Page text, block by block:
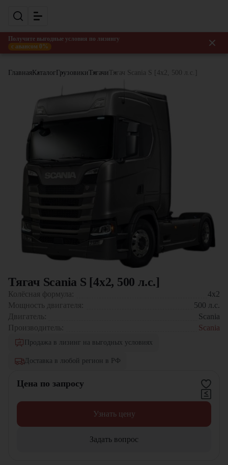
Получите выгодные условия по лизингу
с авансом 0%
Главная Каталог ГрузовикиТягачи Тягач Scania S [4x2, 500 л.с.]
Тягач Scania S [4x2, 500 л.с.]
Колёсная формула:
4x2
Мощность двигателя:
500 л.с.
Двигатель:
Scania
Производитель:
Scania
Продажа в лизинг на выгодных условиях
Доставка в любой регион в РФ
Цена по запросу
Узнать цену
Задать вопрос